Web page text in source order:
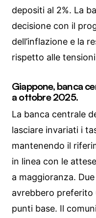
depositi al 2%. La
decisione con il
dell’inflazione e la
rispetto alle
Giappone, banca
a ottobre 2025.
La banca centrale
lasciare invariati i
mantenendo il
in linea con le
a maggioranza.
avrebbero preferito
punti base. Il